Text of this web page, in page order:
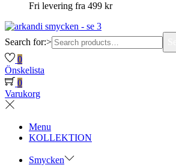
Fri levering fra 499 kr
Search for:>
0
Önskelista
0
Varukorg
Menu
KOLLEKTION
Smycken